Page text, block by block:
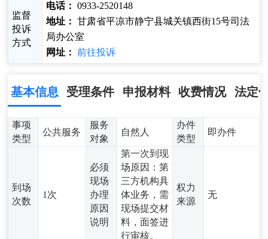
监督
投诉
方式
电话： 0933-2520148
地址： 甘肃省平凉市静宁县城关镇西街15号司法
局办公室
网址： 前往投诉
基本信息 受理条件 申报材料 收费情况 法定
事项
类型
公共服务
服务
对象
自然人
办件
类型
即办件
到场
次数
1次
必须
现场
办理
原因
说明
第一次到现
场原因：第
三方机构具
体业务，需
现场提交材
料，面签进
行审核。
权力
来源
无